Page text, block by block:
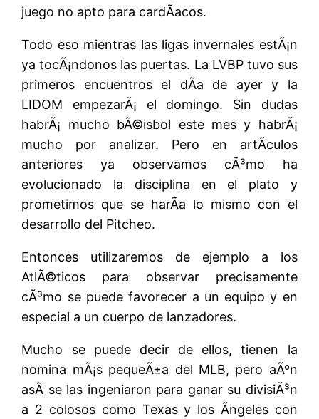
juego no apto para cardÃ­acos.
Todo eso mientras las ligas invernales estÃ¡n
ya tocÃ¡ndonos las puertas. La LVBP tuvo sus
primeros encuentros el dÃ­a de ayer y la
LIDOM empezarÃ¡ el domingo. Sin dudas
habrÃ¡ mucho bÃ©isbol este mes y habrÃ¡
mucho por analizar. Pero en artÃ­culos
anteriores ya observamos cÃ³mo ha
evolucionado la disciplina en el plato y
prometimos que se harÃ­a lo mismo con el
desarrollo del Pitcheo.
Entonces utilizaremos de ejemplo a los
AtlÃ©ticos para observar precisamente
cÃ³mo se puede favorecer a un equipo y en
especial a un cuerpo de lanzadores.
Mucho se puede decir de ellos, tienen la
nomina mÃ¡s pequeÃ±a del MLB, pero aÃºn
asÃ­ se las ingeniaron para ganar su divisiÃ³n
a 2 colosos como Texas y los Ãngeles con